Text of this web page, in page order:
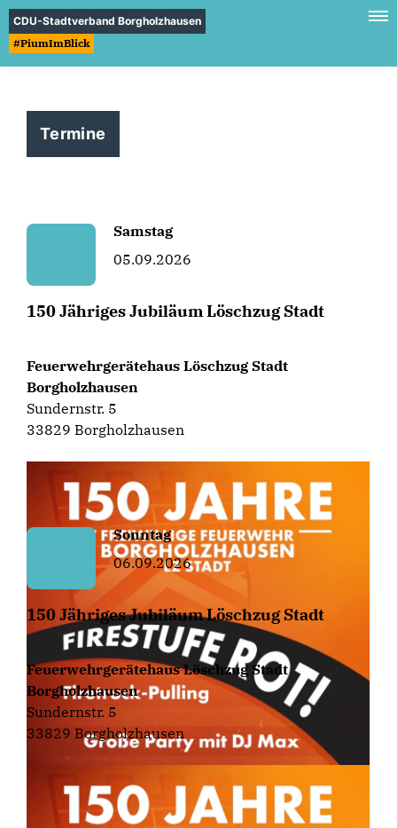
CDU-Stadtverband Borgholzhausen
#PiumImBlick
Termine
Samstag
05.09.2026
150 Jähriges Jubiläum Löschzug Stadt
Feuerwehrgerätehaus Löschzug Stadt
Borgholzhausen
Sundernstr. 5
33829 Borgholzhausen
Sonntag
06.09.2026
150 Jähriges Jubiläum Löschzug Stadt
Feuerwehrgerätehaus Löschzug Stadt
Borgholzhausen
Sundernstr. 5
33829 Borgholzhausen